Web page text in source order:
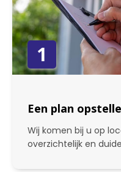
1
Een plan
Wij komen bij u op
overzichtelijk en